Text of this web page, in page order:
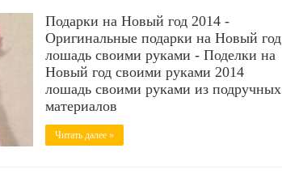
Подарки на Новый год 2014 -
Оригинальные подарки на Новый год
лошадь своими руками - Поделки на
Новый год своими руками 2014
лошадь своими руками из подручных
материалов
Читать далее »